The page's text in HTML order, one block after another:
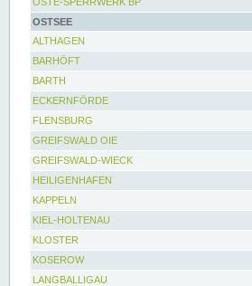
OSTSEE
ALTHAGEN
BARHÖFT
BARTH
ECKERNFÖRDE
FLENSBURG
GREIFSWALD OIE
GREIFSWALD-WIECK
HEILIGENHAFEN
KAPPELN
KIEL-HOLTENAU
KLOSTER
KOSEROW
LANGBALLIGAU